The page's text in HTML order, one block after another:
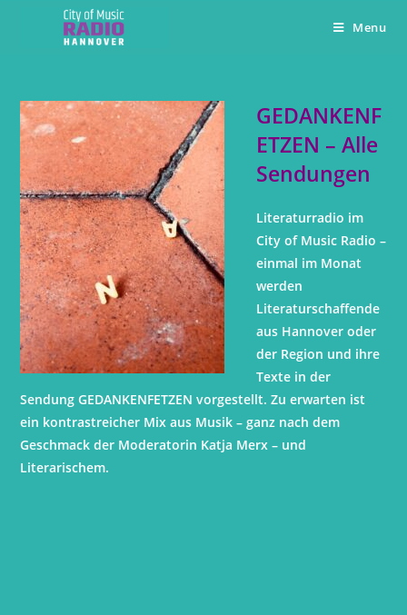
Menu
GEDANKENF
ETZEN – Alle
Sendungen
Literaturradio im
City of Music Radio –
einmal im Monat
werden
Literaturschaffende
aus Hannover oder
der Region und ihre
Texte in der
Sendung GEDANKENFETZEN vorgestellt. Zu erwarten ist
ein kontrastreicher Mix aus Musik – ganz nach dem
Geschmack der Moderatorin Katja Merx – und
Literarischem.